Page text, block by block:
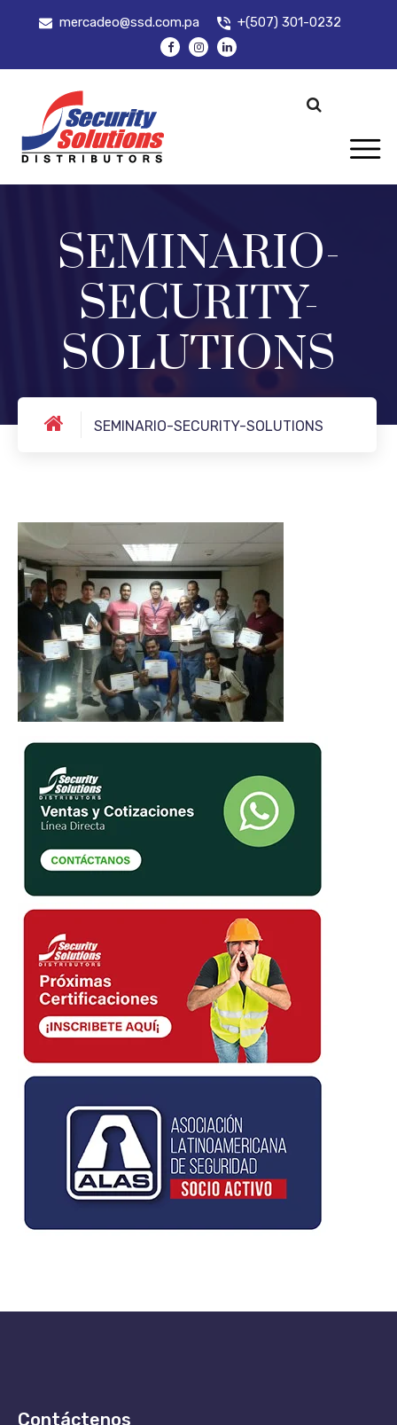
mercadeo@ssd.com.pa +(507) 301-0232
SEMINARIO-
SECURITY-
SOLUTIONS
SEMINARIO-SECURITY-SOLUTIONS
Contáctenos